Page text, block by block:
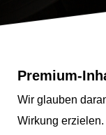
Premium-
Wir glauben
Wirkung